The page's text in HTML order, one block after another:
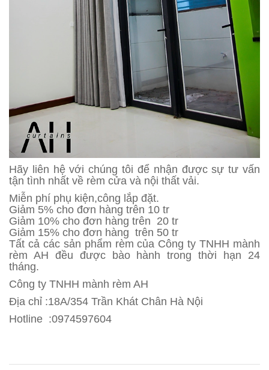
Hãy liên hệ với chúng tôi để nhận được sự tư vấn
tận tình nhất về rèm cửa và nội thất vải.
Miễn phí phụ kiện,công lắp đặt.
Giảm 5% cho đơn hàng trên 10 tr
Giảm 10% cho đơn hàng trên 20 tr
Giảm 15% cho đơn hàng trên 50 tr
Tất cả các sản phẩm rèm của Công ty TNHH mành
rèm AH đều được bào hành trong thời hạn 24
tháng.
Công ty TNHH mành rèm AH
Địa chỉ :18A/354 Trần Khát Chân Hà Nội
Hotline :0974597604